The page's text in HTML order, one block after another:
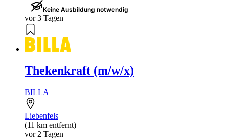
Keine Ausbildung notwendig
vor 3 Tagen
Thekenkraft (m/w/x)
BILLA
Liebenfels
(11 km entfernt)
vor 2 Tagen